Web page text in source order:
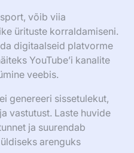
võib viia
ürituste korraldamiseni.
digitaalseid platvorme
YouTube’i kanalite
veebis.
genereeri sissetulekut,
vastutust. Laste huvide
ja suurendab
arenguks